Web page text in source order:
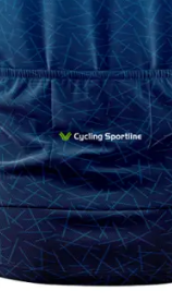
jours ouvrés ! Hors
saison ML